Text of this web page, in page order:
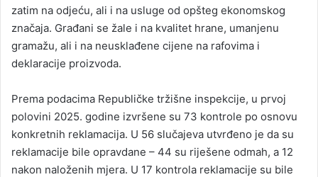
zatim na odjeću, ali i na usluge od opšteg ekonomskog
značaja. Građani se žale i na kvalitet hrane, umanjenu
gramažu, ali i na neusklađene cijene na rafovima i
deklaracije proizvoda.
Prema podacima Republičke tržišne inspekcije, u prvoj
polovini 2025. godine izvršene su 73 kontrole po osnovu
konkretnih reklamacija. U 56 slučajeva utvrđeno je da su
reklamacije bile opravdane – 44 su riješene odmah, a 12
nakon naloženih mjera. U 17 kontrola reklamacije su bile